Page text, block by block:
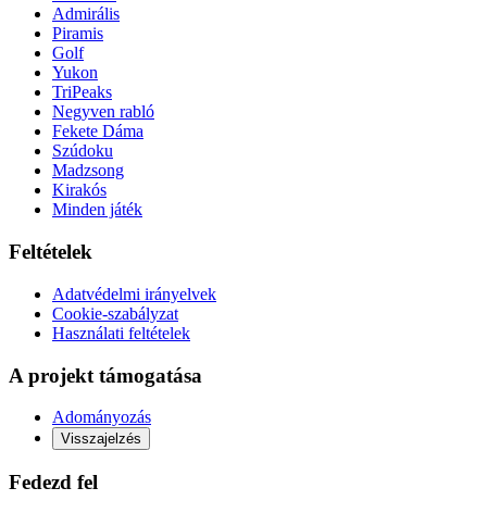
Admirális
Piramis
Golf
Yukon
TriPeaks
Negyven rabló
Fekete Dáma
Szúdoku
Madzsong
Kirakós
Minden játék
Feltételek
Adatvédelmi irányelvek
Cookie-szabályzat
Használati feltételek
A projekt támogatása
Adományozás
Visszajelzés
Fedezd fel